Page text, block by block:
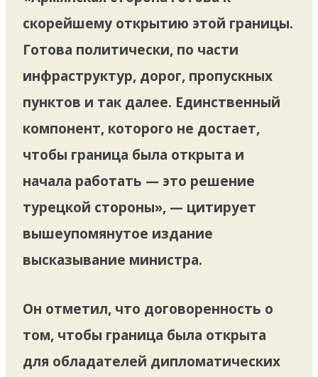
скорейшему открытию этой границы.
Готова политически, по части
инфраструктур, дорог, пропускных
пунктов и так далее. Единственный
компонент, которого не достает,
чтобы граница была открыта и
начала работать — это решение
турецкой стороны», — цитирует
вышеупомянутое издание
высказывание министра.
Он отметил, что договоренность о
том, чтобы граница была открыта
для обладателей дипломатических